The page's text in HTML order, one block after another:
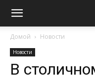
Домой Новости
Новости
В